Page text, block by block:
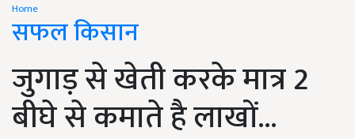
Home
सफल किसान
जुगाड़ से खेती करके मात्र 2
बीघे से कमाते है लाखों...